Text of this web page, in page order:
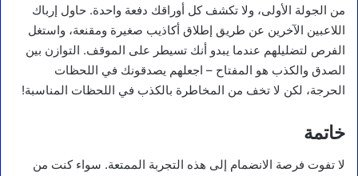
من الجولة الأولى، ولا تكشف كل أوراقك دفعة واحدة. حاول إرباك
اللاعبين الآخرين عن طريق إطلاق أكاذيب صغيرة ومقنعة، واستغل
الفرص لتضليلهم عندما يبدو أنك تسيطر على الموقف. التوازن بين
الصدق والكذب هو المفتاح – اجعلهم يصدقونك في اللحظات
الحرجة، لكن لا تخف من المخاطرة بالكذب في اللحظات المناسبة!
خاتمة
لا تفوت فرصة الانضمام إلى هذه التجربة الممتعة. سواء كنت من